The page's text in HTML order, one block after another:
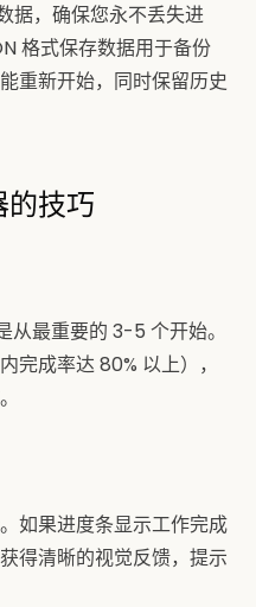
据，确保您永不丢失进
格式保存数据用于备份
重新开始，同时保留历史
的技巧
从最重要的 3-5 个开始。
完成率达 80% 以上），
如果进度条显示工作完成
得清晰的视觉反馈，提示